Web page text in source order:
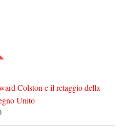
Colston e il retaggio della
Unito